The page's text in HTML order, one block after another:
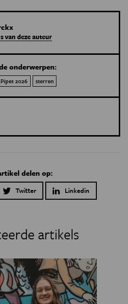
van deze auteur
onderwerpen:
2026 sterren
delen op:
Twitter Linkedin
artikels